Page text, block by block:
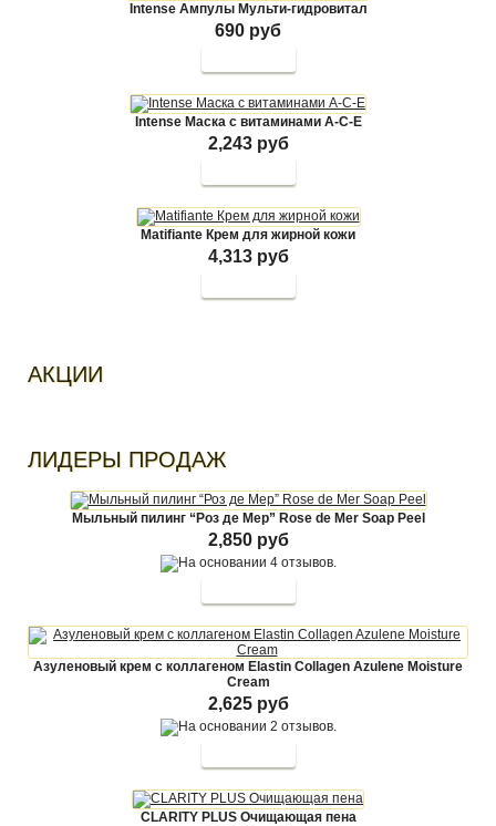
Intense Ампулы Мульти-гидровитал
690 руб
Intense Маска с витаминами А-С-Е
2,243 руб
Matifiante Крем для жирной кожи
4,313 руб
АКЦИИ
ЛИДЕРЫ ПРОДАЖ
Мыльный пилинг “Роз де Мер” Rose de Mer Soap Peel
2,850 руб
Азуленовый крем с коллагеном Elastin Collagen Azulene Moisture
Cream
2,625 руб
CLARITY PLUS Очищающая пена